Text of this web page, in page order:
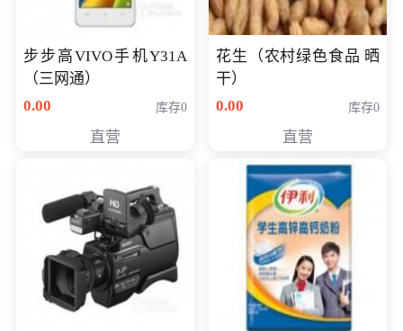
步步高VIVO手机Y31A
（三网通）
0.00
库存0
直营
花生（农村绿色食品 晒
干）
0.00
库存0
直营